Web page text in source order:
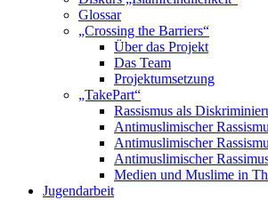
Glossar
„Crossing the Barriers“
Über das Projekt
Das Team
Projektumsetzung
„TakePart“
Rassismus als
Antimuslimischer
Antimuslimischer
Antimuslimischer
Medien und Muslime in
Jugendarbeit